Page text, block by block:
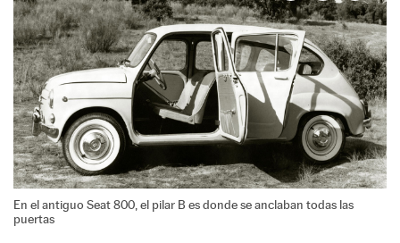
En el antiguo Seat 800, el pilar B es donde se anclaban todas las
puertas